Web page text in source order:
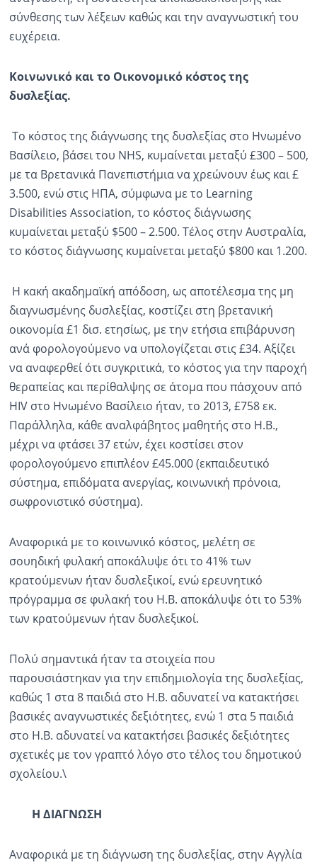
σύνθεσης των λέξεων καθώς και την αναγνωστική του
ευχέρεια.
Κοινωνικό και το Οικονομικό κόστος της
δυσλεξίας.
Το κόστος της διάγνωσης της δυσλεξίας στο Ηνωμένο
Βασίλειο, βάσει του NHS, κυμαίνεται μεταξύ £300 – 500,
με τα Βρετανικά Πανεπιστήμια να χρεώνουν έως και £
3.500, ενώ στις ΗΠΑ, σύμφωνα με το Learning
Disabilities Association, το κόστος διάγνωσης
κυμαίνεται μεταξύ $500 – 2.500. Τέλος στην Αυστραλία,
το κόστος διάγνωσης κυμαίνεται μεταξύ $800 και 1.200.
Η κακή ακαδημαϊκή απόδοση, ως αποτέλεσμα της μη
διαγνωσμένης δυσλεξίας, κοστίζει στη βρετανική
οικονομία £1 δισ. ετησίως, με την ετήσια επιβάρυνση
ανά φορολογούμενο να υπολογίζεται στις £34. Αξίζει
να αναφερθεί ότι συγκριτικά, το κόστος για την παροχή
θεραπείας και περίθαλψης σε άτομα που πάσχουν από
HIV στο Ηνωμένο Βασίλειο ήταν, το 2013, £758 εκ.
Παράλληλα, κάθε αναλφάβητος μαθητής στο Η.Β.,
μέχρι να φτάσει 37 ετών, έχει κοστίσει στον
φορολογούμενο επιπλέον £45.000 (εκπαιδευτικό
σύστημα, επιδόματα ανεργίας, κοινωνική πρόνοια,
σωφρονιστικό σύστημα).
Αναφορικά με το κοινωνικό κόστος, μελέτη σε
σουηδική φυλακή αποκάλυψε ότι το 41% των
κρατούμενων ήταν δυσλεξικοί, ενώ ερευνητικό
πρόγραμμα σε φυλακή του Η.Β. αποκάλυψε ότι το 53%
των κρατούμενων ήταν δυσλεξικοί.
Πολύ σημαντικά ήταν τα στοιχεία που
παρουσιάστηκαν για την επιδημιολογία της δυσλεξίας,
καθώς 1 στα 8 παιδιά στο Η.Β. αδυνατεί να κατακτήσει
βασικές αναγνωστικές δεξιότητες, ενώ 1 στα 5 παιδιά
στο Η.Β. αδυνατεί να κατακτήσει βασικές δεξιότητες
σχετικές με τον γραπτό λόγο στο τέλος του δημοτικού
σχολείου.\
Η ΔΙΑΓΝΩΣΗ
Αναφορικά με τη διάγνωση της δυσλεξίας, στην Αγγλία